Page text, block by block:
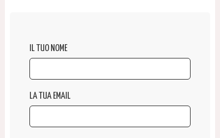
IL TUO NOME
LA TUA EMAIL